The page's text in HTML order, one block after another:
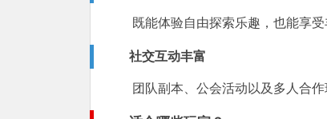
既能体验自由探索乐趣，也能享受
社交互动丰富
团队副本、公会活动以及多人合作